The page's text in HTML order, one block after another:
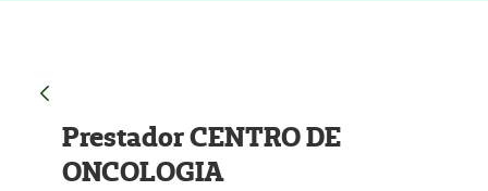
Prestador CENTRO DE
ONCOLOGIA